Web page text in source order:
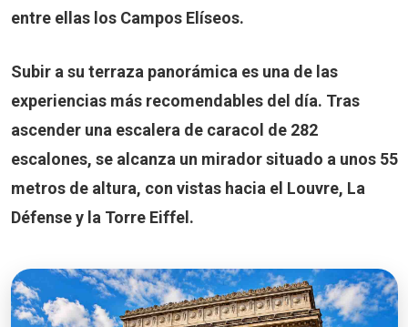
entre ellas los Campos Elíseos.
Subir a su terraza panorámica es una de las
experiencias más recomendables del día. Tras
ascender una escalera de caracol de 282
escalones, se alcanza un mirador situado a unos 55
metros de altura, con vistas hacia el Louvre, La
Défense y la Torre Eiffel.